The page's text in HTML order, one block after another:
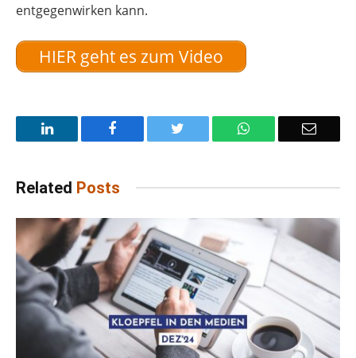
entgegenwirken kann.
HIER geht es zum Video
LinkedIn Facebook WhatsApp Email
Related Posts